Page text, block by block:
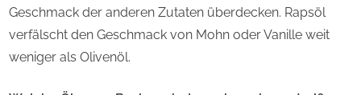
Geschmack der anderen Zutaten überdecken. Rapsöl
verfälscht den Geschmack von Mohn oder Vanille weit
weniger als Olivenöl.